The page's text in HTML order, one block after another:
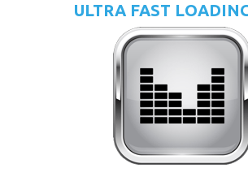
ULTRA FAST